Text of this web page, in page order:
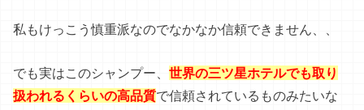
私もけっこう慎重派なのでなかなか信頼できません、、
でも実はこのシャンプー、世界の三ツ星ホテルでも取り
扱われるくらいの高品質で信頼されているものみたいな